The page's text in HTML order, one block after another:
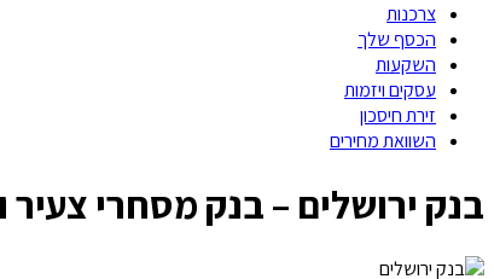
צרכנות
הכסף שלך
השקעות
עסקים ויזמות
זירת חיסכון
השוואת מחירים
בנק ירושלים – בנק מסחרי צעיר